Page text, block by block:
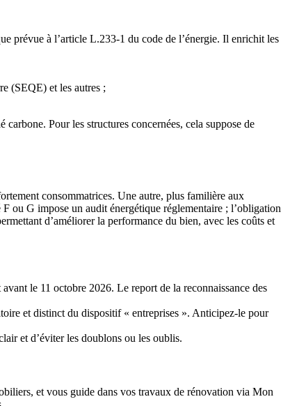
prévue à l’article L.233-1 du code de l’énergie. Il enrichit les
(SEQE) et les autres ;
Pour les structures concernées, cela suppose de
consommatrices. Une autre, plus familière aux
ou G impose un audit énergétique réglementaire ; l’obligation
d’améliorer la performance du bien, avec les coûts et
le 11 octobre 2026. Le report de la reconnaissance des
et distinct du dispositif « entreprises ». Anticipez-le pour
et d’éviter les doublons ou les oublis.
et vous guide dans vos travaux de rénovation via Mon